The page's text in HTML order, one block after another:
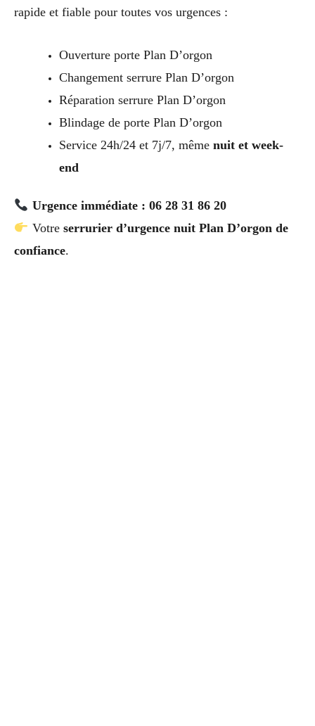
rapide et fiable pour toutes vos urgences :
Ouverture porte Plan D’orgon
Changement serrure Plan D’orgon
Réparation serrure Plan D’orgon
Blindage de porte Plan D’orgon
Service 24h/24 et 7j/7, même nuit et week-
end
Urgence immédiate : 06 28 31 86 20
Votre serrurier d’urgence nuit Plan D’orgon de
confiance.